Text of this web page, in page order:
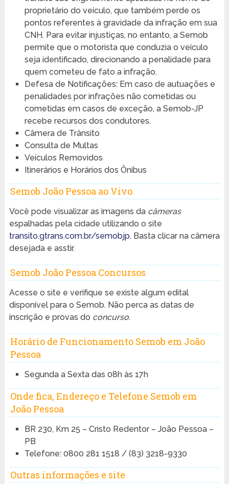
proprietário do veículo, que também perde os
pontos referentes à gravidade da infração em sua
CNH. Para evitar injustiças, no entanto, a Semob
permite que o motorista que conduzia o veículo
seja identificado, direcionando a penalidade para
quem cometeu de fato a infração.
Defesa de Notificações: Em caso de autuações e
penalidades por infrações não cometidas ou
cometidas em casos de exceção, a Semob-JP
recebe recursos dos condutores.
Câmera de Trânsito
Consulta de Multas
Veículos Removidos
Itinerários e Horários dos Ônibus
Semob João Pessoa ao Vivo
Você pode visualizar as imagens dacâmeras
espalhadas pela cidade utilizando o site
transito.gtrans.com.br/semobjp. Basta clicar na câmera
desejada e asstir.
Semob João Pessoa Concursos
Acesse o site e verifique se existe algum edital
disponível para o Semob. Não perca as datas de
inscrição e provas do concurso.
Horário de Funcionamento Semob em João
Pessoa
Segunda a Sexta das 08h às 17h
Onde fica, Endereço e Telefone Semob em
João Pessoa
BR 230, Km 25 – Cristo Redentor – João Pessoa –
PB
Telefone: 0800 281 1518 / (83) 3218-9330
Outras informações e site